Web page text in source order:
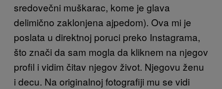
sredovečni muškarac, kome je glava
delimično zaklonjena ajpedom). Ova mi je
poslata u direktnoj poruci preko Instagrama,
što znači da sam mogla da kliknem na njegov
profil i vidim čitav njegov život. Njegovu ženu
i decu. Na originalnoj fotografiji mu se vidi